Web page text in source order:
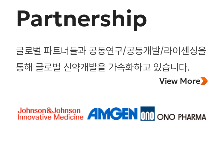
Partnership
글로벌 파트너들과 공동연구/공동개발/라이센싱을
통해 글로벌 신약개발을 가속화하고 있습니다.
View More